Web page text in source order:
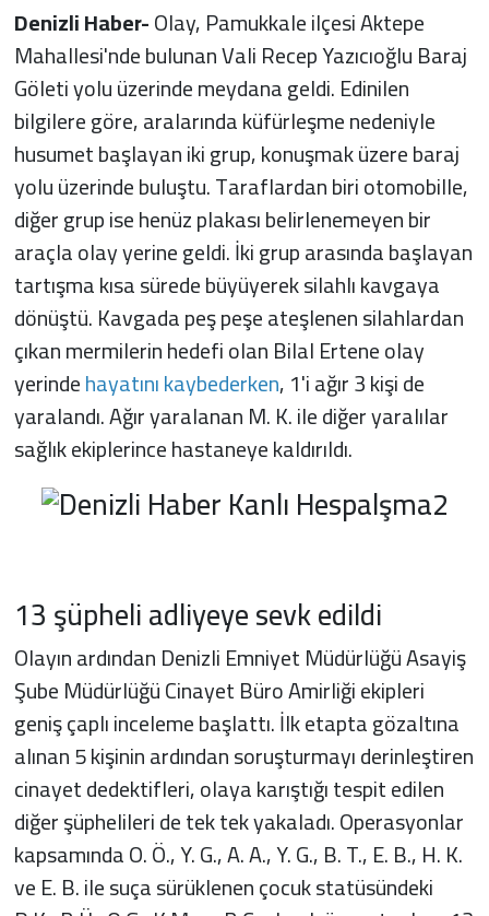
Denizli Haber-Olay, Pamukkale ilçesi Aktepe
Mahallesi'nde bulunan Vali Recep Yazıcıoğlu Baraj
Göleti yolu üzerinde meydana geldi. Edinilen
bilgilere göre, aralarında küfürleşme nedeniyle
husumet başlayan iki grup, konuşmak üzere baraj
yolu üzerinde buluştu. Taraflardan biri otomobille,
diğer grup ise henüz plakası belirlenemeyen bir
araçla olay yerine geldi. İki grup arasında başlayan
tartışma kısa sürede büyüyerek silahlı kavgaya
dönüştü. Kavgada peş peşe ateşlenen silahlardan
çıkan mermilerin hedefi olan Bilal Ertene olay
yerindehayatını kaybederken, 1'i ağır 3 kişi de
yaralandı. Ağır yaralanan M. K. ile diğer yaralılar
sağlık ekiplerince hastaneye kaldırıldı.
13 şüpheli adliyeye sevk edildi
Olayın ardından Denizli Emniyet Müdürlüğü Asayiş
Şube Müdürlüğü Cinayet Büro Amirliği ekipleri
geniş çaplı inceleme başlattı. İlk etapta gözaltına
alınan 5 kişinin ardından soruşturmayı derinleştiren
cinayet dedektifleri, olaya karıştığı tespit edilen
diğer şüphelileri de tek tek yakaladı. Operasyonlar
kapsamında O. Ö., Y. G., A. A., Y. G., B. T., E. B., H. K.
ve E. B. ile suça sürüklenen çocuk statüsündeki